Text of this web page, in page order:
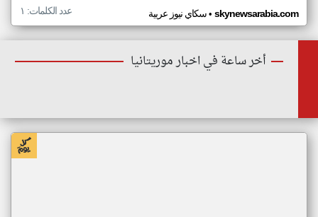
سكاي نيوز عربية• skynewsarabia.com عدد الكلمات: ١
أخر ساعة في اخبار موريتانيا